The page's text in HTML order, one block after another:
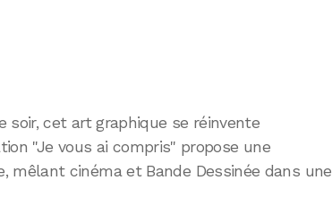
soir, cet art graphique se réinvente
"Je vous ai compris" propose une
mêlant cinéma et Bande Dessinée dans une